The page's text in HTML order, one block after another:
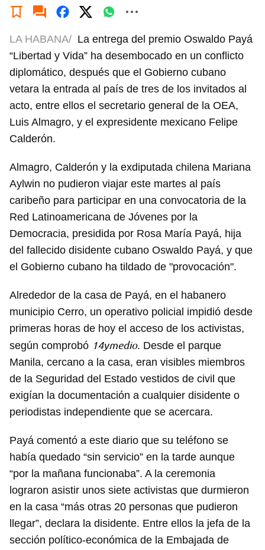
LA HABANA/ La entrega del premio Oswaldo Payá
“Libertad y Vida” ha desembocado en un conflicto
diplomático, después que el Gobierno cubano
vetara la entrada al país de tres de los invitados al
acto, entre ellos el secretario general de la OEA,
Luis Almagro, y el expresidente mexicano Felipe
Calderón.
Almagro, Calderón y la exdiputada chilena Mariana
Aylwin no pudieron viajar este martes al país
caribeño para participar en una convocatoria de la
Red Latinoamericana de Jóvenes por la
Democracia, presidida por Rosa María Payá, hija
del fallecido disidente cubano Oswaldo Payá, y que
el Gobierno cubano ha tildado de "provocación".
Alrededor de la casa de Payá, en el habanero
municipio Cerro, un operativo policial impidió desde
primeras horas de hoy el acceso de los activistas,
según comprobó 14ymedio. Desde el parque
Manila, cercano a la casa, eran visibles miembros
de la Seguridad del Estado vestidos de civil que
exigían la documentación a cualquier disidente o
periodistas independiente que se acercara.
Payá comentó a este diario que su teléfono se
había quedado “sin servicio” en la tarde aunque
“por la mañana funcionaba”. A la ceremonia
lograron asistir unos siete activistas que durmieron
en la casa “más otras 20 personas que pudieron
llegar”, declara la disidente. Entre ellos la jefa de la
sección político-económica de la Embajada de